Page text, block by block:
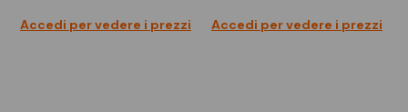
Accedi per vedere i prezzi Accedi per vedere i prezzi